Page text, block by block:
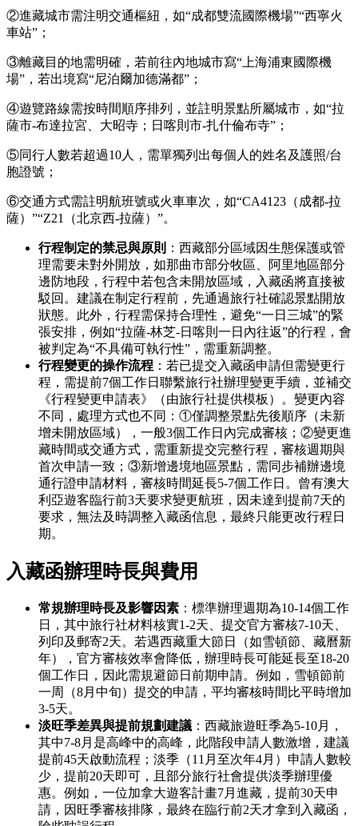
②進藏城市需注明交通樞紐，如“成都雙流國際機場”“西寧火
車站”；
③離藏目的地需明確，若前往內地城市寫“上海浦東國際機
場”，若出境寫“尼泊爾加德滿都”；
④遊覽路線需按時間順序排列，並註明景點所屬城市，如“拉
薩市-布達拉宮、大昭寺；日喀則市-扎什倫布寺”；
⑤同行人數若超過10人，需單獨列出每個人的姓名及護照/台
胞證號；
⑥交通方式需註明航班號或火車車次，如“CA4123（成都-拉
薩）”“Z21（北京西-拉薩）”。
行程制定的禁忌與原則 ：西藏部分區域因生態保護或管
理需要未對外開放，如那曲市部分牧區、阿里地區部分
邊防地段，行程中若包含未開放區域，入藏函將直接被
駁回。建議在制定行程前，先通過旅行社確認景點開放
狀態。此外，行程需保持合理性，避免“一日三城”的緊
張安排，例如“拉薩-林芝-日喀則一日內往返”的行程，會
被判定為“不具備可執行性”，需重新調整。
行程變更的操作流程 ：若已提交入藏函申請但需變更行
程，需提前7個工作日聯繫旅行社辦理變更手續，並補交
《行程變更申請表》（由旅行社提供模板）。變更內容
不同，處理方式也不同：①僅調整景點先後順序（未新
增未開放區域），一般3個工作日內完成審核；②變更進
藏時間或交通方式，需重新提交完整行程，審核週期與
首次申請一致；③新增邊境地區景點，需同步補辦邊境
通行證申請材料，審核時間延長5-7個工作日。曾有澳大
利亞遊客臨行前3天要求變更航班，因未達到提前7天的
要求，無法及時調整入藏函信息，最終只能更改行程日
期。
入藏函辦理時長與費用
常規辦理時長及影響因素 ：標準辦理週期為10-14個工作
日，其中旅行社材料核實1-2天、提交官方審核7-10天、
列印及郵寄2天。若遇西藏重大節日（如雪頓節、藏曆新
年），官方審核效率會降低，辦理時長可能延長至18-20
個工作日，因此需規避節日前期申請。例如，雪頓節前
一周（8月中旬）提交的申請，平均審核時間比平時增加
3-5天。
淡旺季差異與提前規劃建議 ：西藏旅遊旺季為5-10月，
其中7-8月是高峰中的高峰，此階段申請人數激增，建議
提前45天啟動流程；淡季（11月至次年4月）申請人數較
少，提前20天即可，且部分旅行社會提供淡季辦理優
惠。例如，一位加拿大遊客計畫7月進藏，提前30天申
請，因旺季審核排隊，最終在臨行前2天才拿到入藏函，